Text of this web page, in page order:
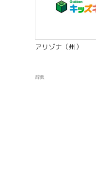
アリゾナ（州）
辞典